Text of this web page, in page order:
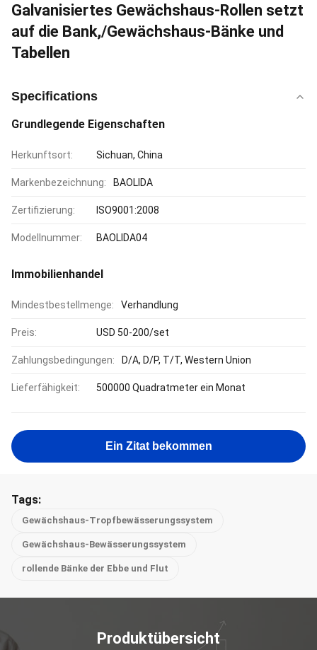
Galvanisiertes Gewächshaus-Rollen setzt
auf die Bank,/Gewächshaus-Bänke und
Tabellen
Specifications
Grundlegende Eigenschaften
Herkunftsort: Sichuan, China
Markenbezeichnung: BAOLIDA
Zertifizierung: ISO9001:2008
Modellnummer: BAOLIDA04
Immobilienhandel
Mindestbestellmenge: Verhandlung
Preis: USD 50-200/set
Zahlungsbedingungen: D/A, D/P, T/T, Western Union
Lieferfähigkeit: 500000 Quadratmeter ein Monat
Ein Zitat bekommen
Tags:
Gewächshaus-Tropfbewässerungssystem
Gewächshaus-Bewässerungssystem
rollende Bänke der Ebbe und Flut
Produktübersicht